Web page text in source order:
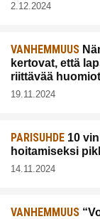
2.12.2024
VANHEMMUUS
kertovat, että
riittävää
19.11.2024
PARISUHDE 10
hoitamiseksi
14.11.2024
VANHEMMUUS